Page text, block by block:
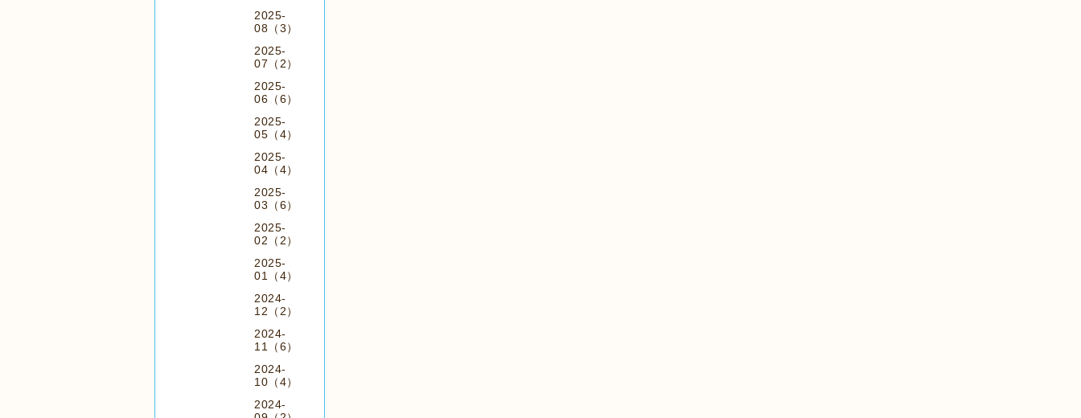
2025-
08（3）
2025-
07（2）
2025-
06（6）
2025-
05（4）
2025-
04（4）
2025-
03（6）
2025-
02（2）
2025-
01（4）
2024-
12（2）
2024-
11（6）
2024-
10（4）
2024-